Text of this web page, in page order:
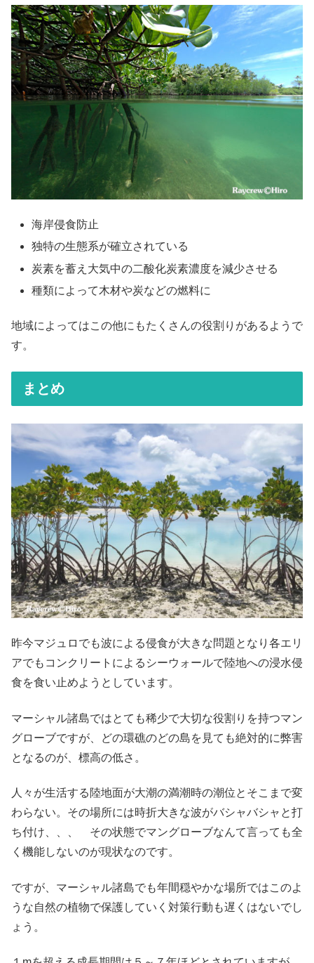
海岸侵食防止
独特の生態系が確立されている
炭素を蓄え大気中の二酸化炭素濃度を減少させる
種類によって木材や炭などの燃料に
地域によってはこの他にもたくさんの役割りがあるようで
す。
まとめ
昨今マジュロでも波による侵食が大きな問題となり各エリ
アでもコンクリートによるシーウォールで陸地への浸水侵
食を食い止めようとしています。
マーシャル諸島ではとても稀少で大切な役割りを持つマン
グローブですが、どの環礁のどの島を見ても絶対的に弊害
となるのが、標高の低さ。
人々が生活する陸地面が大潮の満潮時の潮位とそこまで変
わらない。その場所には時折大きな波がバシャバシャと打
ち付け、、、 その状態でマングローブなんて言っても全
く機能しないのが現状なのです。
ですが、マーシャル諸島でも年間穏やかな場所ではこのよ
うな自然の植物で保護していく対策行動も遅くはないでし
ょう。